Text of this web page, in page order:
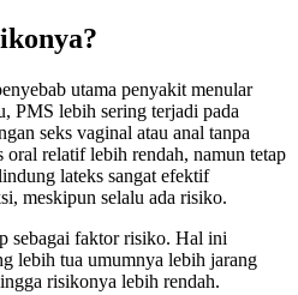
utama penyakit menular
PMS lebih sering terjadi pada
seks vaginal atau anal tanpa
relatif lebih rendah, namun tetap
lateks sangat efektif
meskipun selalu ada risiko.
sebagai faktor risiko. Hal ini
lebih tua umumnya lebih jarang
risikonya lebih rendah.